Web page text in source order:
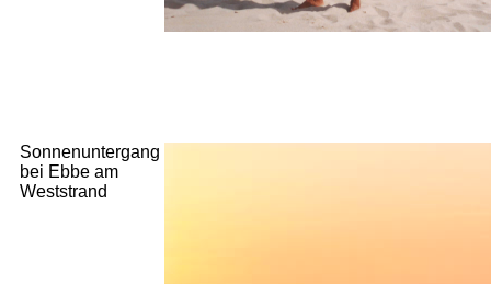
Sonnenuntergang
bei Ebbe am
Weststrand